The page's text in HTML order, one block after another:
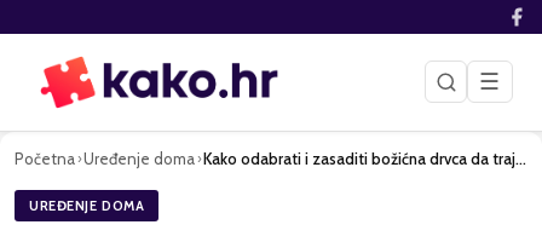
☰
Početna›Uređenje doma› Kako odabrati i zasaditi božićna drvca da traju godinama
UREĐENJE DOMA